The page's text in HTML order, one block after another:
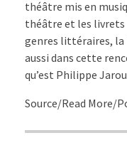
théâtre mis en
théâtre et les livrets
genres littéraires,
aussi dans cette
qu’est Philippe
Source/Read More/